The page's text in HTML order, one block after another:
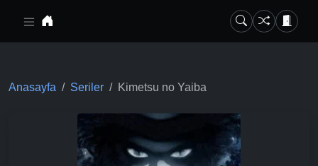
Anasayfa Seriler Kimetsu no Yaiba